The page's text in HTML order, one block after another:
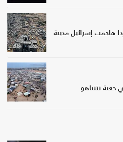
هاجمت إسرائيل مدينة
جعبة نتنياهو